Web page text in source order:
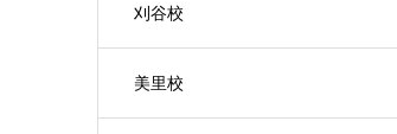
刈谷校
美里校